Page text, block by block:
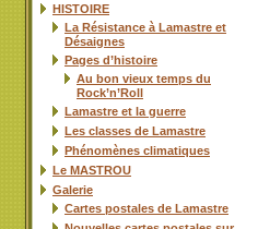
HISTOIRE
La Résistance à Lamastre et
Désaignes
Pages d’histoire
Au bon vieux temps du
Rock’n’Roll
Lamastre et la guerre
Les classes de Lamastre
Phénomènes climatiques
Le MASTROU
Galerie
Cartes postales de Lamastre